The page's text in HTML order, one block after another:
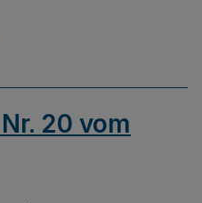
20 vom